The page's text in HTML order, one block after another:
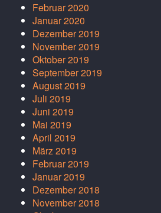
Februar 2020
Januar 2020
Dezember 2019
November 2019
Oktober 2019
September 2019
August 2019
Juli 2019
Juni 2019
Mai 2019
April 2019
März 2019
Februar 2019
Januar 2019
Dezember 2018
November 2018